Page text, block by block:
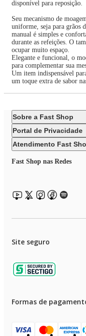
disponível para reposição.
Seu mecanismo de
uniforme, seja para grãos
manual é simples e
durante as refeições. O
ocupar muito espaço.
Elegante e funcional, o
para complementar sua
Um item indispensável
um toque extra de sabor
Sobre a Fast Shop
Portal de Privacidade
Atendimento Fast
Fast Shop nas Redes
Site seguro
Formas de